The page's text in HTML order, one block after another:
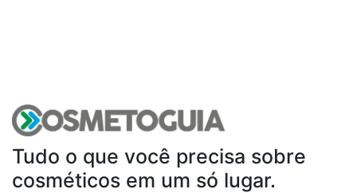
Tudo o que você precisa sobre
cosméticos em um só lugar.